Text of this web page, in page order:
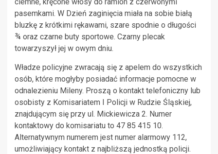
pasemkami. W Dzień zaginięcia miała na sobie białą
bluzkę z krótkimi rękawami, szare spodnie o długości
¾ oraz czarne buty sportowe. Czarny plecak
towarzyszył jej w owym dniu.
Władze policyjne zwracają się z apelem do wszystkich
osób, które mogłyby posiadać informacje pomocne w
odnalezieniu Mileny. Proszą o kontakt telefoniczny lub
osobisty z Komisariatem I Policji w Rudzie Śląskiej,
znajdującym się przy ul. Mickiewicza 2. Numer
kontaktowy do komisariatu to 47 85 415 10.
Alternatywnym numerem jest numer alarmowy 112,
umożliwiający kontakt z najbliższą jednostką policji.